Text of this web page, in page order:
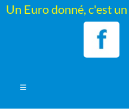
Un Euro donné, c'est